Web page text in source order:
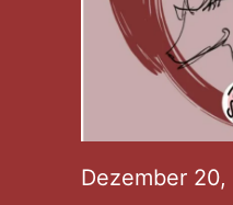
Dezember